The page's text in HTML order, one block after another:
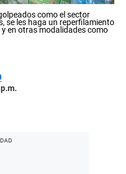
como el sector
se les haga un reperfilamiento
en otras modalidades como